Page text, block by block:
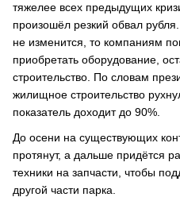
тяжелее всех предыдущих
произошёл резкий обвал
не изменится, то компаниям
приобретать оборудование,
строительство. По словам
жилищное строительство
показатель доходит до 90%.
До осени на существующих
протянут, а дальше придётся
техники на запчасти, чтобы
другой части парка.